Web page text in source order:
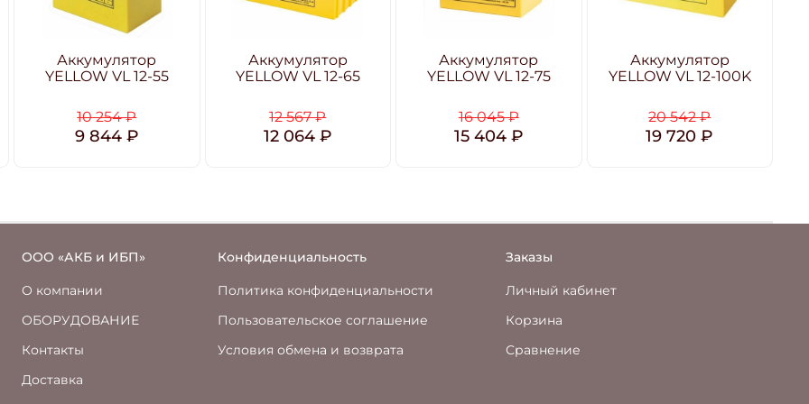
Аккумулятор
YELLOW VL 12-55
10 254 ₽
9 844 ₽
Аккумулятор
YELLOW VL 12-65
12 567 ₽
12 064 ₽
Аккумулятор
YELLOW VL 12-75
16 045 ₽
15 404 ₽
Аккумулятор
YELLOW VL 12-100K
20 542 ₽
19 720 ₽
ООО «АКБ и ИБП»
О компании
ОБОРУДОВАНИЕ
Контакты
Доставка
Конфиденциальность
Политика конфиденциальности
Пользовательское соглашение
Условия обмена и возврата
Заказы
Личный кабинет
Корзина
Сравнение